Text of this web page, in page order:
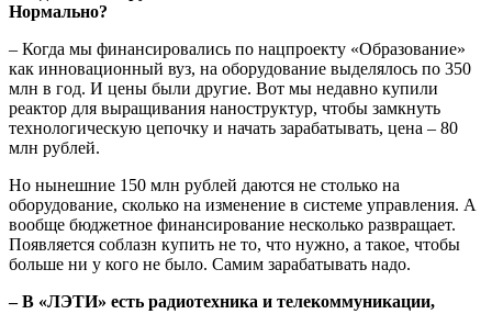
Нормально?
– Когда мы финансировались по нацпроекту «Образование»
как инновационный вуз, на оборудование выделялось по 350
млн в год. И цены были другие. Вот мы недавно купили
реактор для выращивания наноструктур, чтобы замкнуть
технологическую цепочку и начать зарабатывать, цена – 80
млн рублей.
Но нынешние 150 млн рублей даются не столько на
оборудование, сколько на изменение в системе управления. А
вообще бюджетное финансирование несколько развращает.
Появляется соблазн купить не то, что нужно, а такое, чтобы
больше ни у кого не было. Самим зарабатывать надо.
– В «ЛЭТИ» есть радиотехника и телекоммуникации,